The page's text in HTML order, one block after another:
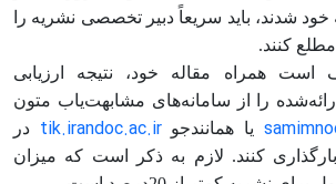
خود شدند، باید سریعاً دبیر تخصصی نشریه را
کنند.
است همراه مقاله خود، نتیجه ارزیابی
را از سامانه‌های مشابهت‌یاب متون
یا همانندجوtik.irandoc.ac.ir در
کنند. لازم به ذکر است که میزان